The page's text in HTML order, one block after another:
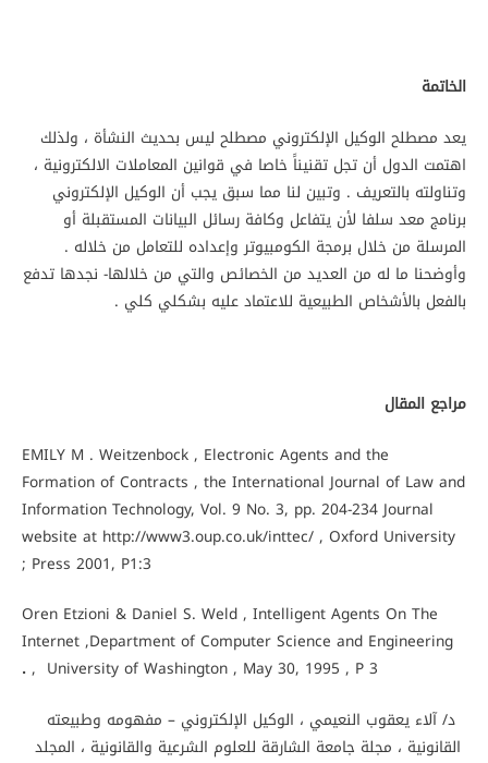
الخاتمة
يعد مصطلح الوكيل الإلكتروني مصطلح ليس بحديث النشأة ، ولذلك
اهتمت الدول أن تجل تقنيناً خاصا في قوانين المعاملات الالكترونية ،
وتناولته بالتعريف . وتبين لنا مما سبق يجب أن الوكيل الإلكتروني
برنامج معد سلفا لأن يتفاعل وكافة رسائل البيانات المستقبلة أو
المرسلة من خلال برمجة الكومبيوتر وإعداده للتعامل من خلاله .
وأوضحنا ما له من العديد من الخصائص والتي من خلالها- نجدها تدفع
بالفعل بالأشخاص الطبيعية للاعتماد عليه بشكلي كلي .
مراجع المقال
EMILY M . Weitzenbock , Electronic Agents and the
Formation of Contracts , the International Journal of Law and
Information Technology, Vol. 9 No. 3, pp. 204-234 Journal
website at http://www3.oup.co.uk/inttec/ , Oxford University
Press 2001, P1:3 ;
Oren Etzioni & Daniel S. Weld , Intelligent Agents On The
Internet ,Department of Computer Science and Engineering
, University of Washington , May 30, 1995 , P 3
.
د/ آلاء يعقوب النعيمي ، الوكيل الإلكتروني – مفهومه وطبيعته
القانونية ، مجلة جامعة الشارقة للعلوم الشرعية والقانونية ، المجلد